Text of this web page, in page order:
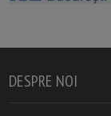
DESPRE NOI